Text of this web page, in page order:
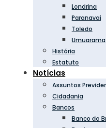
Londrina
Paranavaí
Toledo
Umuarama
História
Estatuto
Notícias
Assuntos
Cidadania
Bancos
Banco do